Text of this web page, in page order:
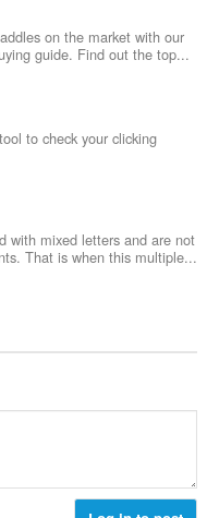
on the market with our
guide. Find out the top...
to check your clicking
with mixed letters and are not
That is when this multiple...